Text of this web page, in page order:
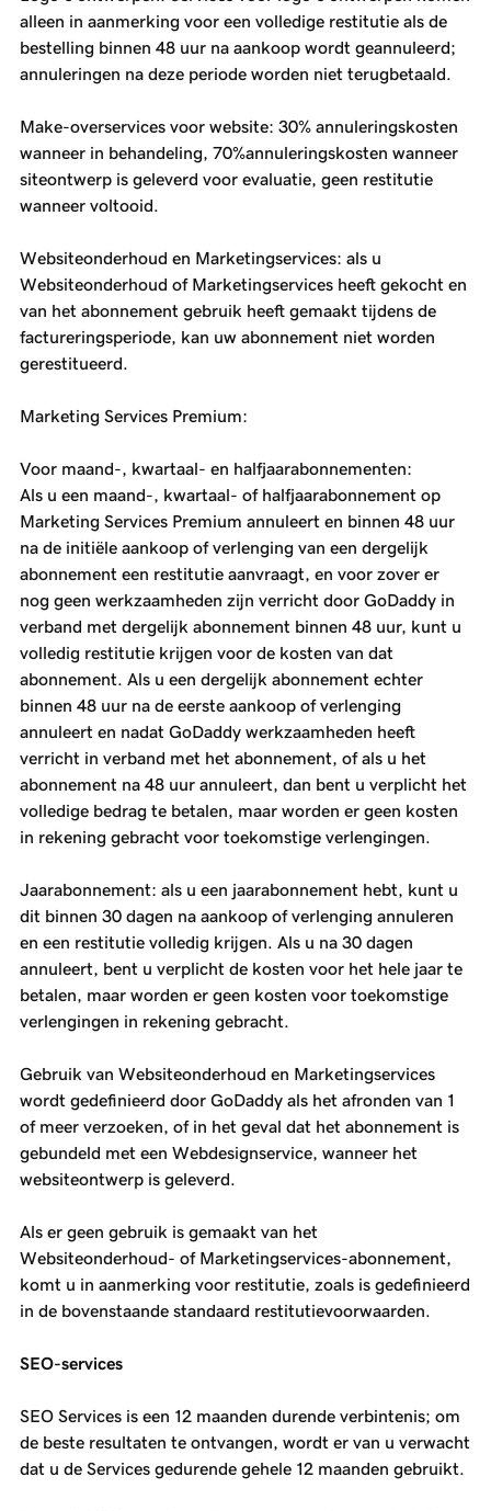
alleen in aanmerking voor een volledige restitutie als de
bestelling binnen 48 uur na aankoop wordt geannuleerd;
annuleringen na deze periode worden niet terugbetaald.
Make-overservices voor website: 30% annuleringskosten
wanneer in behandeling, 70%annuleringskosten wanneer
siteontwerp is geleverd voor evaluatie, geen restitutie
wanneer voltooid.
Websiteonderhoud en Marketingservices: als u
Websiteonderhoud of Marketingservices heeft gekocht en
van het abonnement gebruik heeft gemaakt tijdens de
factureringsperiode, kan uw abonnement niet worden
gerestitueerd.
Marketing Services Premium:
Voor maand-, kwartaal- en halfjaarabonnementen:
Als u een maand-, kwartaal- of halfjaarabonnement op
Marketing Services Premium annuleert en binnen 48 uur
na de initiële aankoop of verlenging van een dergelijk
abonnement een restitutie aanvraagt, en voor zover er
nog geen werkzaamheden zijn verricht door GoDaddy in
verband met dergelijk abonnement binnen 48 uur, kunt u
volledig restitutie krijgen voor de kosten van dat
abonnement. Als u een dergelijk abonnement echter
binnen 48 uur na de eerste aankoop of verlenging
annuleert en nadat GoDaddy werkzaamheden heeft
verricht in verband met het abonnement, of als u het
abonnement na 48 uur annuleert, dan bent u verplicht het
volledige bedrag te betalen, maar worden er geen kosten
in rekening gebracht voor toekomstige verlengingen.
Jaarabonnement: als u een jaarabonnement hebt, kunt u
dit binnen 30 dagen na aankoop of verlenging annuleren
en een restitutie volledig krijgen. Als u na 30 dagen
annuleert, bent u verplicht de kosten voor het hele jaar te
betalen, maar worden er geen kosten voor toekomstige
verlengingen in rekening gebracht.
Gebruik van Websiteonderhoud en Marketingservices
wordt gedefinieerd door GoDaddy als het afronden van 1
of meer verzoeken, of in het geval dat het abonnement is
gebundeld met een Webdesignservice, wanneer het
websiteontwerp is geleverd.
Als er geen gebruik is gemaakt van het
Websiteonderhoud- of Marketingservices-abonnement,
komt u in aanmerking voor restitutie, zoals is gedefinieerd
in de bovenstaande standaard restitutievoorwaarden.
SEO-services
SEO Services is een 12 maanden durende verbintenis; om
de beste resultaten te ontvangen, wordt er van u verwacht
dat u de Services gedurende gehele 12 maanden gebruikt.